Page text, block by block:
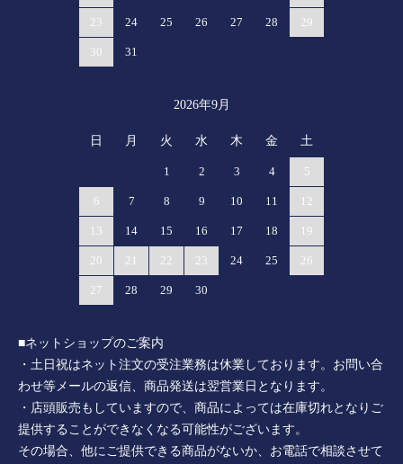
23 24 25 26 27 28 29
30 31
2026年9月
日 月 火 水 木 金 土
1 2 3 4 5
6 7 8 9 10 11 12
13 14 15 16 17 18 19
20 21 22 23 24 25 26
27 28 29 30
■ネットショップのご案内
・土日祝はネット注文の受注業務は休業しております。お問い合
わせ等メールの返信、商品発送は翌営業日となります。
・店頭販売もしていますので、商品によっては在庫切れとなりご
提供することができなくなる可能性がございます。
その場合、他にご提供できる商品がないか、お電話で相談させて